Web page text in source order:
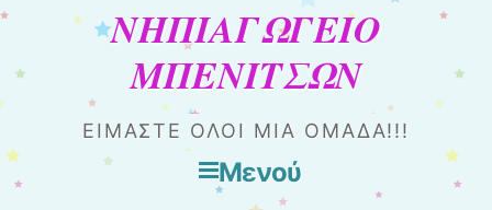
ΝΗΠΙΑΓΩΓΕΙΟ
ΜΠΕΝΙΤΣΩΝ
ΕΊΜΑΣΤΕ ΌΛΟΙ ΜΊΑ ΟΜΆΔΑ!!!
Μενού